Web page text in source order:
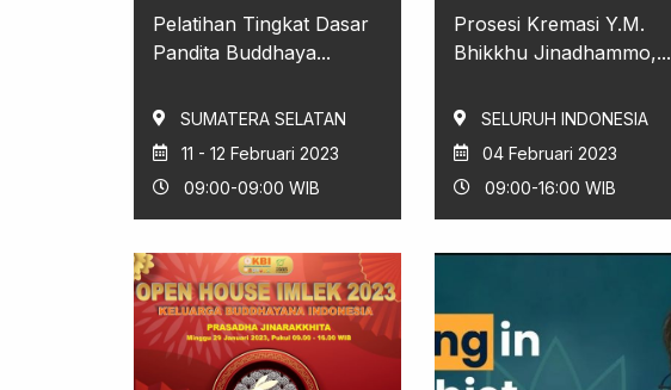
Pelatihan Tingkat Dasar
Pandita Buddhaya...
SUMATERA SELATAN
11 - 12 Februari 2023
09:00-09:00 WIB
Prosesi Kremasi Y.M.
Bhikkhu Jinadhammo,...
SELURUH INDONESIA
04 Februari 2023
09:00-16:00 WIB